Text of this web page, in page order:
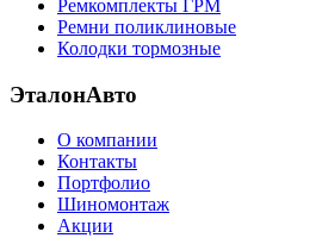
Ремкомплекты ГРМ
Ремни поликлиновые
Колодки тормозные
ЭталонАвто
О компании
Контакты
Портфолио
Шиномонтаж
Акции